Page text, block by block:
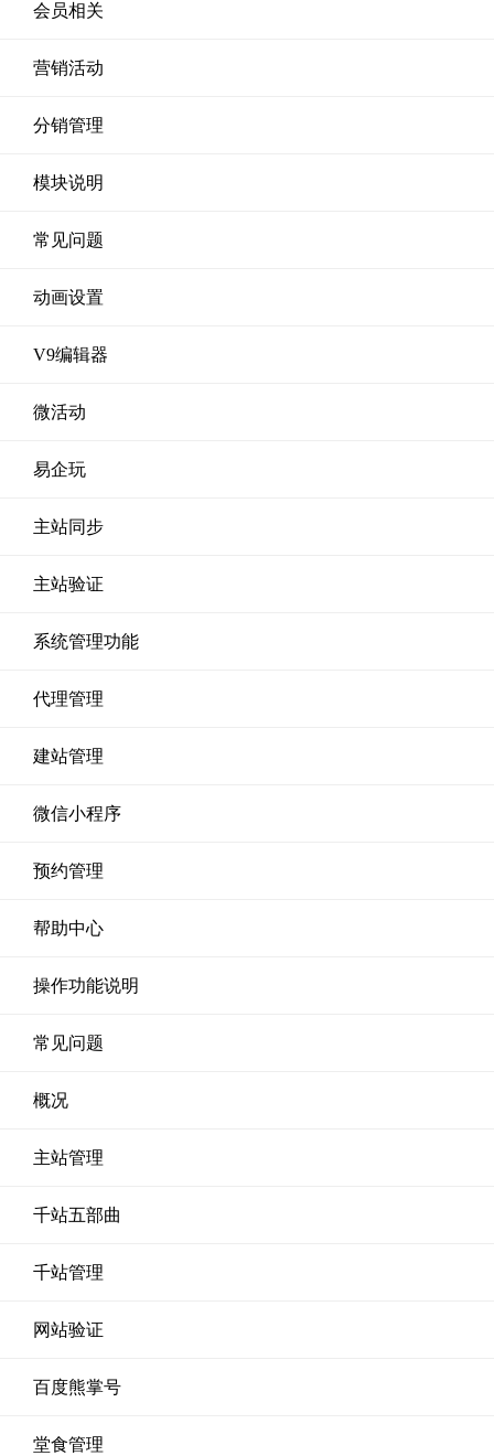
会员相关
营销活动
分销管理
模块说明
常见问题
动画设置
V9编辑器
微活动
易企玩
主站同步
主站验证
系统管理功能
代理管理
建站管理
微信小程序
预约管理
帮助中心
操作功能说明
常见问题
概况
主站管理
千站五部曲
千站管理
网站验证
百度熊掌号
堂食管理